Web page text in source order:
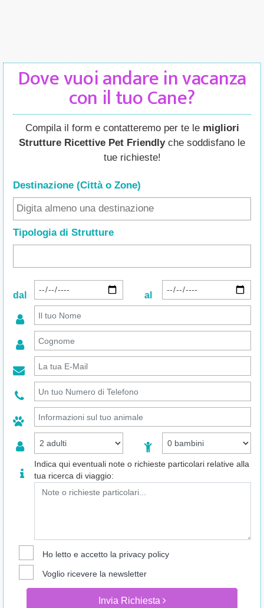
Dove vuoi andare in vacanza
con il tuo Cane?
Compila il form e contatteremo per te le migliori
Strutture Ricettive Pet Friendlyche soddisfano le
tue richieste!
Destinazione (Città o Zone)
Tipologia di Strutture
dal al
Indica qui eventuali note o richieste particolari relative alla
tua ricerca di viaggio:
Ho letto e accetto la privacy policy
Voglio ricevere la newsletter
Invia Richiesta